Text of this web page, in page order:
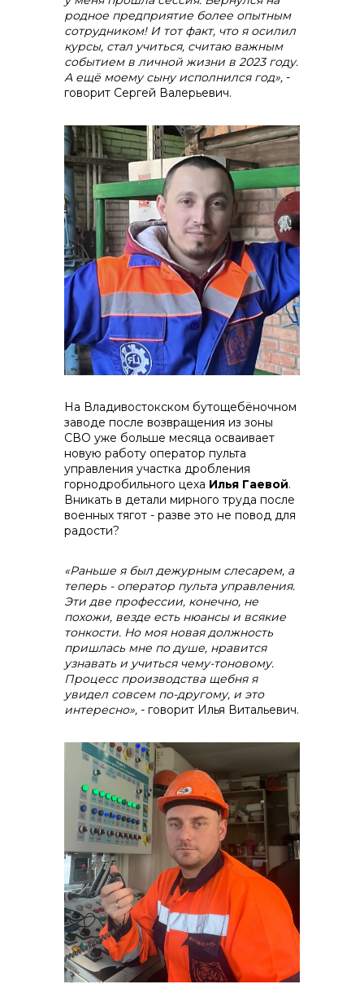
родное предприятие более опытным
сотрудником! И тот факт, что я осилил
курсы, стал учиться, считаю важным
событием в личной жизни в 2023 году.
А ещё моему сыну исполнился год», -
говорит Сергей Валерьевич.
На Владивостокском бутощебёночном
заводе после возвращения из зоны
СВО уже больше месяца осваивает
новую работу оператор пульта
управления участка дробления
горнодробильного цеха Илья Гаевой.
Вникать в детали мирного труда после
военных тягот - разве это не повод для
радости?
«Раньше я был дежурным слесарем, а
теперь - оператор пульта управления.
Эти две профессии, конечно, не
похожи, везде есть нюансы и всякие
тонкости. Но моя новая должность
пришлась мне по душе, нравится
узнавать и учиться чему-тоновому.
Процесс производства щебня я
увидел совсем по-другому, и это
интересно», - говорит Илья Витальевич.